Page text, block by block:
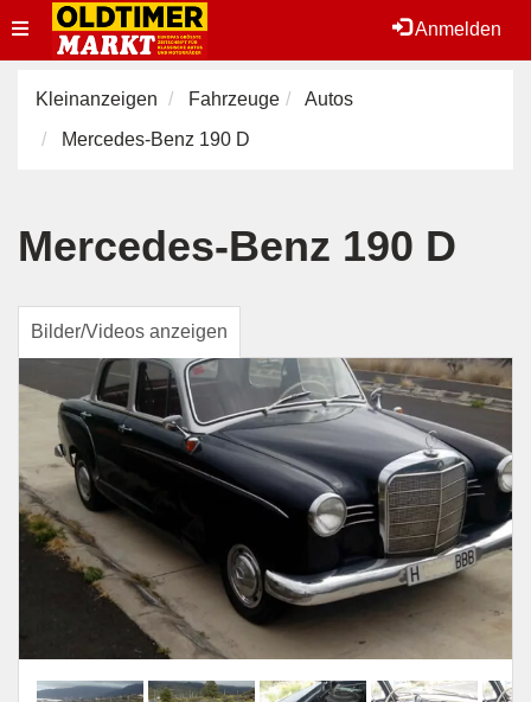
Anmelden
Toggle
navigation
Kleinanzeigen Fahrzeuge
Autos
Mercedes-Benz 190 D
Mercedes-Benz 190 D
Bilder/Videos anzeigen